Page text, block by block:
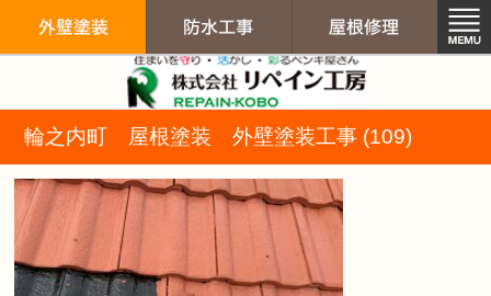
輪之内町 屋根塗装 外壁塗装工事 (109)